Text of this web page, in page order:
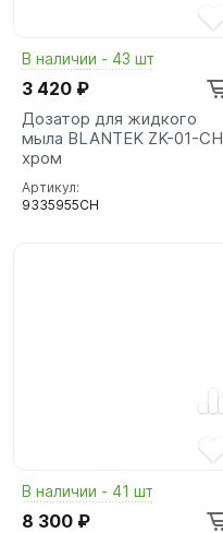
В наличии - 43 шт
3 420 ₽
Дозатор для жидкого
мыла BLANTEK ZK-01-CH
хром
Артикул:
9335955CH
В наличии - 41 шт
8 300 ₽